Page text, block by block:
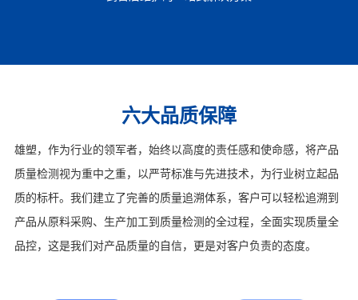
六大品质保障
雄塑，作为行业的领军者，始终以高度的责任感和使命感，将产品
质量检测视为重中之重，以严苛标准与先进技术，为行业树立起品
质的标杆。我们建立了完善的质量追溯体系，客户可以轻松追溯到
产品从原料采购、生产加工到质量检测的全过程，全面实现质量全
品控，这是我们对产品质量的自信，更是对客户负责的态度。